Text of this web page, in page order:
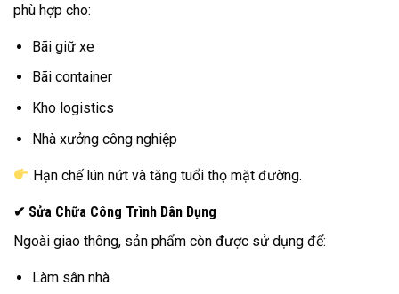
phù hợp cho:
Bãi giữ xe
Bãi container
Kho logistics
Nhà xưởng công nghiệp
Hạn chế lún nứt và tăng tuổi thọ mặt đường.
✔ Sửa Chữa Công Trình Dân Dụng
Ngoài giao thông, sản phẩm còn được sử dụng để:
Làm sân nhà